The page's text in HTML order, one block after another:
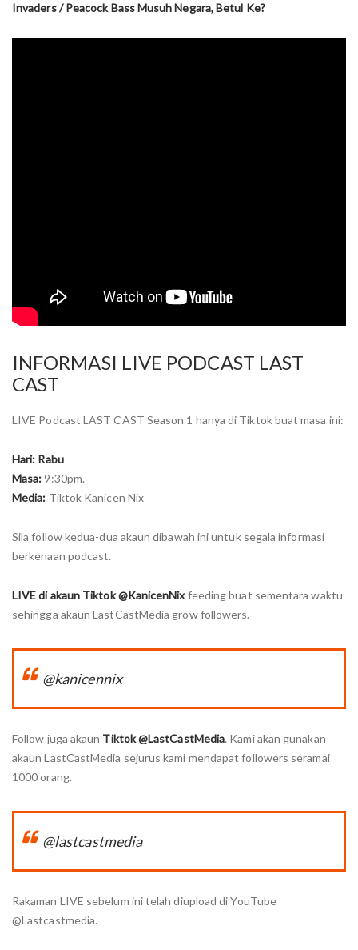
Invaders / Peacock Bass Musuh Negara, Betul Ke?
INFORMASI LIVE PODCAST LAST
CAST
LIVE Podcast LAST CAST Season 1 hanya di Tiktok buat masa ini:
Hari: Rabu
Masa:9:30pm.
Media: Tiktok Kanicen Nix
Sila follow kedua-dua akaun dibawah ini untuk segala informasi
berkenaan podcast.
LIVE di akaun Tiktok @KanicenNixfeeding buat sementara waktu
sehingga akaun LastCastMedia grow followers.
@kanicennix
Follow juga akaun Tiktok @LastCastMedia. Kami akan gunakan
akaun LastCastMedia sejurus kami mendapat followers seramai
1000 orang.
@lastcastmedia
Rakaman LIVE sebelum ini telah diupload di YouTube
@Lastcastmedia.